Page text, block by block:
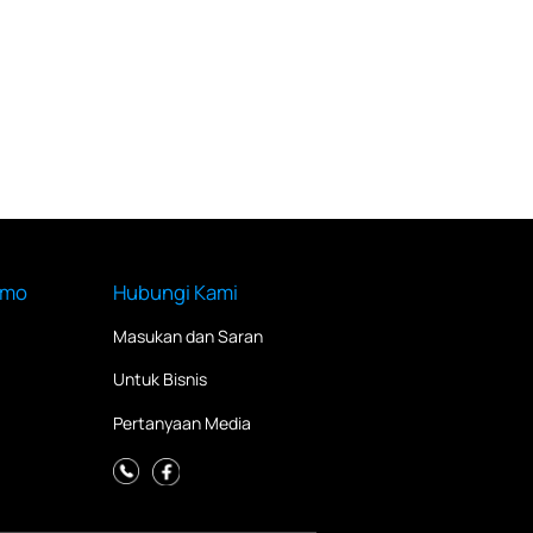
Hubungi Kami
Masukan dan Saran
Untuk Bisnis
Pertanyaan Media